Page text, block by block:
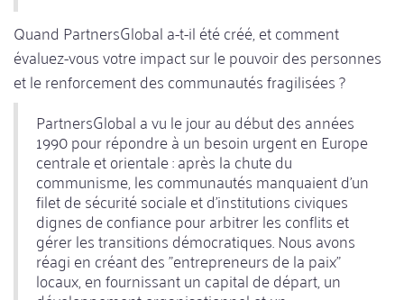
Quand PartnersGlobal a-t-il été créé, et comment
évaluez-vous votre impact sur le pouvoir des personnes
et le renforcement des communautés fragilisées ?
PartnersGlobal a vu le jour au début des années
1990 pour répondre à un besoin urgent en Europe
centrale et orientale : après la chute du
communisme, les communautés manquaient d'un
filet de sécurité sociale et d'institutions civiques
dignes de confiance pour arbitrer les conflits et
gérer les transitions démocratiques. Nous avons
réagi en créant des "entrepreneurs de la paix"
locaux, en fournissant un capital de départ, un